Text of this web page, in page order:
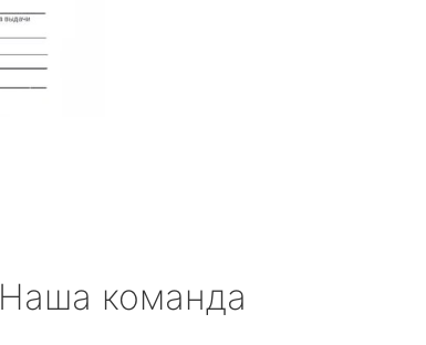
Наша команда